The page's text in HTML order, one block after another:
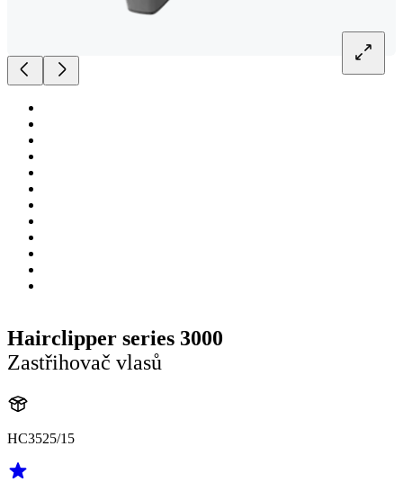
Hairclipper series 3000
Zastřihovač vlasů
HC3525/15